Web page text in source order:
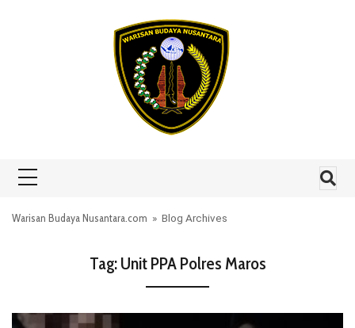
Warisan Budaya Nusantara.com » Blog Archives
Tag:Unit PPA Polres Maros